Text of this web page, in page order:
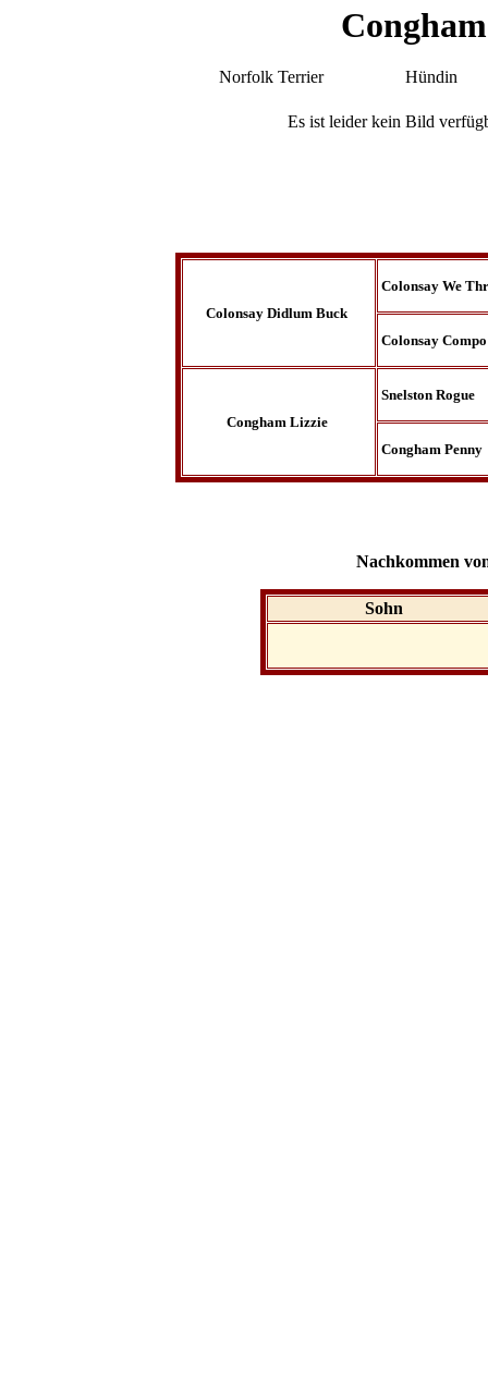
Norfolk Terrier Hündin
Es ist leider kein Bild
Colonsay Didlum Buck
Colonsay We
Colonsay Compo
Congham Lizzie
Snelston Rogue
Congham Penny
Nachkommen
Sohn